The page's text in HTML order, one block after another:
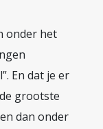
onder het
En dat je er
grootste
dan onder